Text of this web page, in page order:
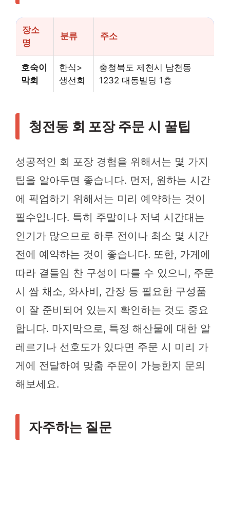
장소
명
분류 주소
호숙이
막회
한식>
생선회
충청북도 제천시 남천동
1232 대동빌딩 1층
청전동 회 포장 주문 시 꿀팁
성공적인 회 포장 경험을 위해서는 몇 가지
팁을 알아두면 좋습니다. 먼저, 원하는 시간
에 픽업하기 위해서는 미리 예약하는 것이
필수입니다. 특히 주말이나 저녁 시간대는
인기가 많으므로 하루 전이나 최소 몇 시간
전에 예약하는 것이 좋습니다. 또한, 가게에
따라 곁들임 찬 구성이 다를 수 있으니, 주문
시 쌈 채소, 와사비, 간장 등 필요한 구성품
이 잘 준비되어 있는지 확인하는 것도 중요
합니다. 마지막으로, 특정 해산물에 대한 알
레르기나 선호도가 있다면 주문 시 미리 가
게에 전달하여 맞춤 주문이 가능한지 문의
해보세요.
자주하는 질문